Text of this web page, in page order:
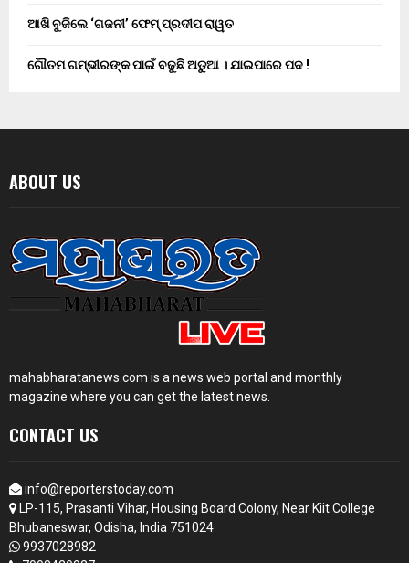
ଆଖି ବୁଜିଲେ ‘ଗଜନୀ’ ଫେମ୍ ପ୍ରଦୀପ ରାୱତ
ଗୌତମ ଗମ୍ଭୀରଙ୍କ ପାଇଁ ବଢୁଛି ଅଡୁଆ । ଯାଇପାରେ ପଦ !
ABOUT US
mahabharatanews.com is a news web portal and monthly
magazine where you can get the latest news.
CONTACT US
info@reporterstoday.com
LP-115, Prasanti Vihar, Housing Board Colony, Near Kiit College
Bhubaneswar, Odisha, India 751024
9937028982